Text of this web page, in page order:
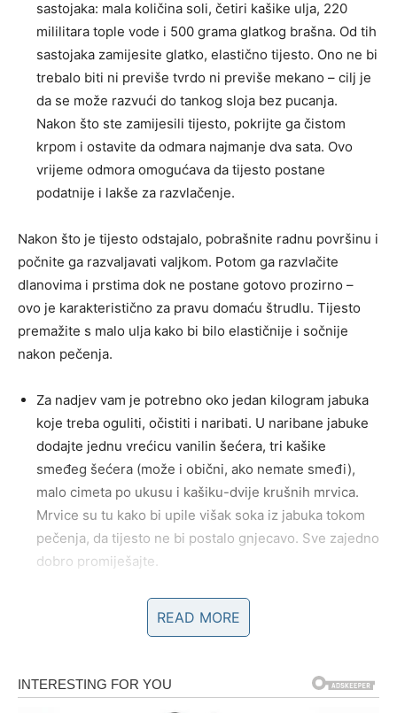
sastojaka: mala količina soli, četiri kašike ulja, 220
mililitara tople vode i 500 grama glatkog brašna. Od tih
sastojaka zamijesite glatko, elastično tijesto. Ono ne bi
trebalo biti ni previše tvrdo ni previše mekano – cilj je
da se može razvući do tankog sloja bez pucanja.
Nakon što ste zamijesili tijesto, pokrijte ga čistom
krpom i ostavite da odmara najmanje dva sata. Ovo
vrijeme odmora omogućava da tijesto postane
podatnije i lakše za razvlačenje.
Nakon što je tijesto odstajalo, pobrašnite radnu površinu i
počnite ga razvaljavati valjkom. Potom ga razvlačite
dlanovima i prstima dok ne postane gotovo prozirno –
ovo je karakteristično za pravu domaću štrudlu. Tijesto
premažite s malo ulja kako bi bilo elastičnije i sočnije
nakon pečenja.
Za nadjev vam je potrebno oko jedan kilogram jabuka
koje treba oguliti, očistiti i naribati. U naribane jabuke
dodajte jednu vrećicu vanilin šećera, tri kašike
smeđeg šećera (može i obični, ako nemate smeđi),
malo cimeta po ukusu i kašiku-dvije krušnih mrvica.
Mrvice su tu kako bi upile višak soka iz jabuka tokom
pečenja, da tijesto ne bi postalo gnjecavo. Sve zajedno
dobro promiješajte.
READ MORE